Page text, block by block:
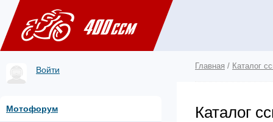
Войти
Мотофорум
Главная / Каталог
Каталог